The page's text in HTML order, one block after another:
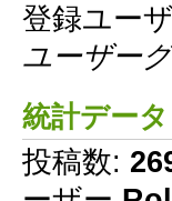
登録ユー
ユーザー
統計データ
投稿数: